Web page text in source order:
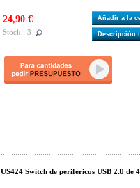
24,90 €
Stock : 3
Añadir a la
Descripción
US424 Switch de periféricos USB 2.0 de